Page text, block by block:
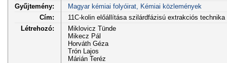
Gyűjtemény:
Magyar kémiai folyóirat, Kémiai közlemények
Cím:
11C-kolin előállítása szilárdfázisú extrakciós
Létrehozó:
Miklovicz Tünde
Mikecz Pál
Horváth Géza
Trón Lajos
Márián Teréz